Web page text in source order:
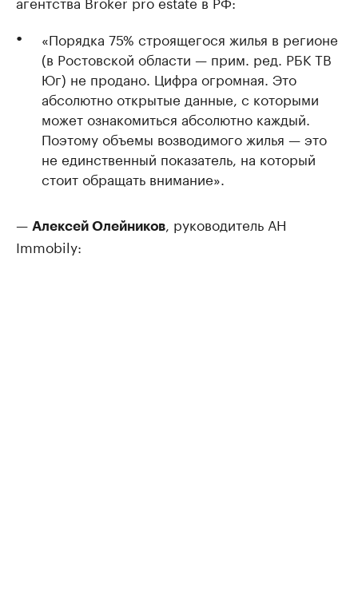
«Порядка 75% строящегося жилья в регионе
(в Ростовской области — прим. ред. РБК ТВ
Юг) не продано. Цифра огромная. Это
абсолютно открытые данные, с которыми
может ознакомиться абсолютно каждый.
Поэтому объемы возводимого жилья — это
не единственный показатель, на который
стоит обращать внимание».
— Алексей Олейников
, руководитель АН
Immobily: